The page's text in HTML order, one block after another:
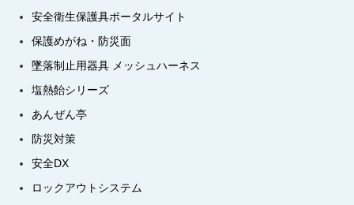
安全衛生保護具ポータルサイト
保護めがね・防災面
墜落制止用器具 メッシュハーネス
塩熱飴シリーズ
あんぜん亭
防災対策
安全DX
ロックアウトシステム